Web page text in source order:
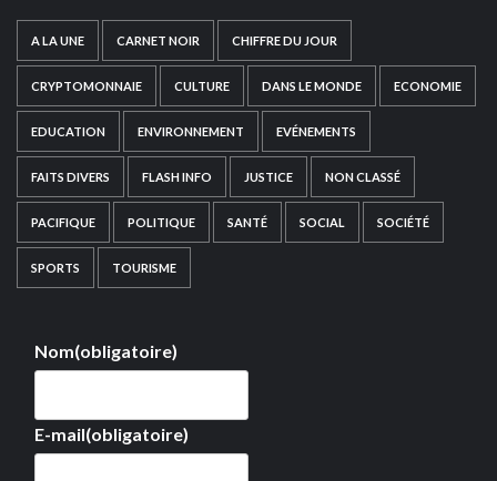
A LA UNE CARNET NOIR CHIFFRE DU JOUR
CRYPTOMONNAIE CULTURE DANS LE MONDE ECONOMIE
EDUCATION ENVIRONNEMENT EVÉNEMENTS
FAITS DIVERS FLASH INFO JUSTICE NON CLASSÉ
PACIFIQUE POLITIQUE SANTÉ SOCIAL SOCIÉTÉ
SPORTS TOURISME
Nom(obligatoire)
E-mail(obligatoire)